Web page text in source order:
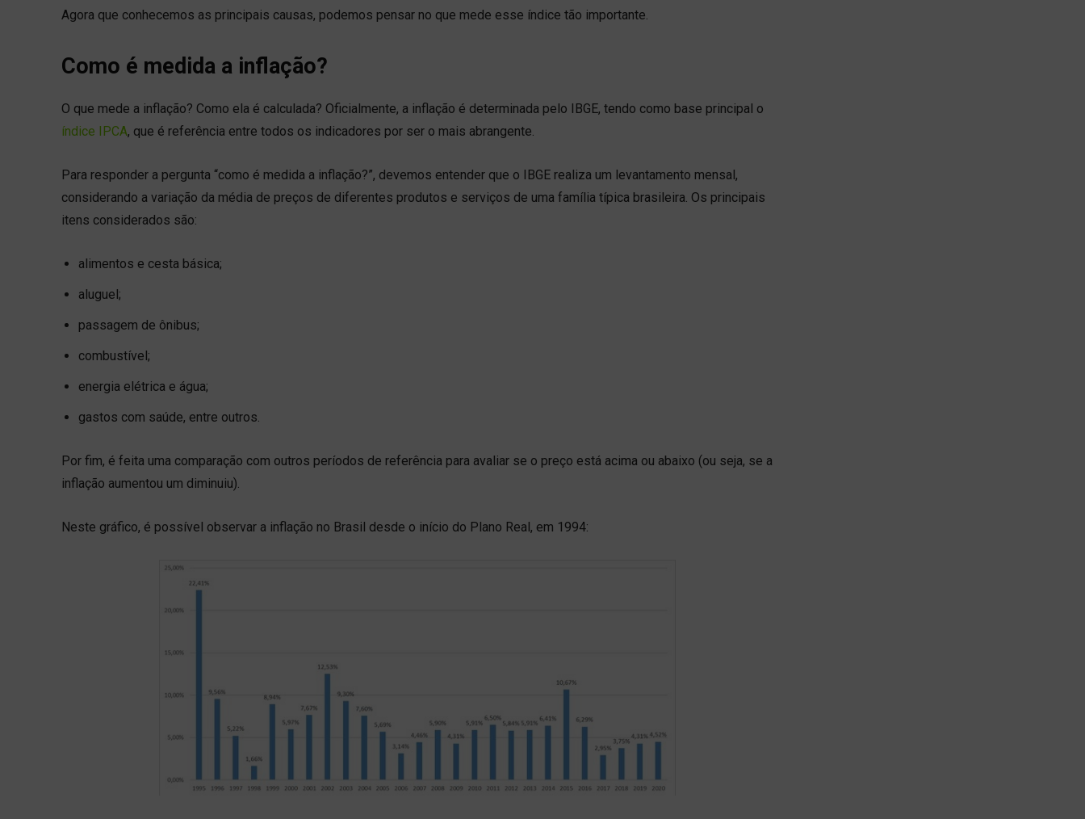
Agora que conhecemos as principais causas, podemos pensar no que mede esse índice tão importante.
Como é medida a inflação?
O que mede a inflação? Como ela é calculada? Oficialmente, a inflação é determinada pelo IBGE, tendo como base principal o
índice IPCA, que é referência entre todos os indicadores por ser o mais abrangente.
Para responder a pergunta “como é medida a inflação?”, devemos entender que o IBGE realiza um levantamento mensal,
considerando a variação da média de preços de diferentes produtos e serviços de uma família típica brasileira. Os principais
itens considerados são:
alimentos e cesta básica;
aluguel;
passagem de ônibus;
combustível;
energia elétrica e água;
gastos com saúde, entre outros.
Por fim, é feita uma comparação com outros períodos de referência para avaliar se o preço está acima ou abaixo (ou seja, se a
inflação aumentou um diminuiu).
Neste gráfico, é possível observar a inflação no Brasil desde o início do Plano Real, em 1994: